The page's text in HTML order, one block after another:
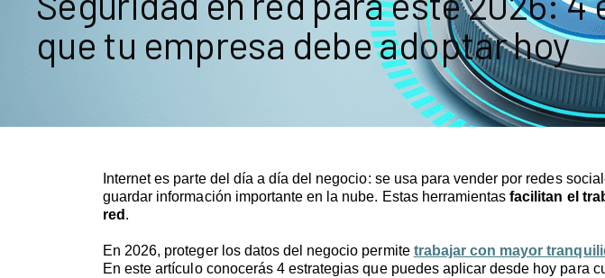
Internet es parte del día a día del negocio: se usa para vender por redes
guardar información importante en la nube. Estas herramientasfacilitan el
red .
En 2026, proteger los datos del negocio permite trabajar con mayor
En este artículo conocerás 4 estrategias que puedes aplicar desde hoy para